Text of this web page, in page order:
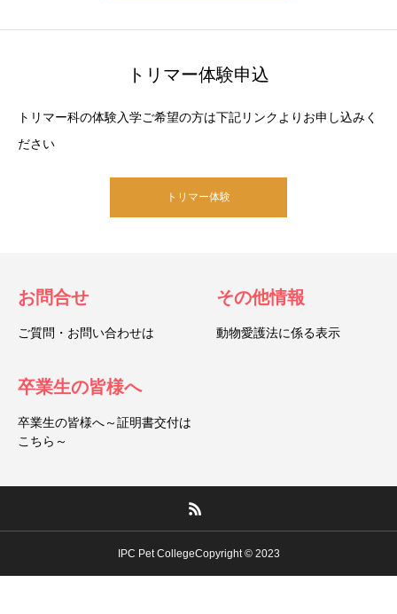
トリマー体験申込
トリマー科の体験入学ご希望の方は下記リンクよりお申し込みく
ださい
トリマー体験
お問合せ
ご質問・お問い合わせは
その他情報
動物愛護法に係る表示
卒業生の皆様へ
卒業生の皆様へ～証明書交付は
こちら～
IPC Pet CollegeCopyright © 2023